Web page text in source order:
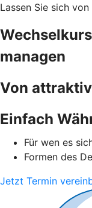
Lassen Sie sich
managen
Von
Einfach
Für wen es
Formen des
Jetzt Termin